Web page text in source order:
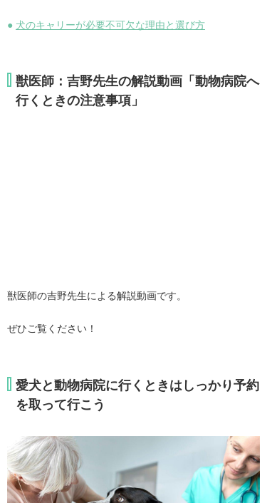
● 犬のキャリーが必要不可欠な理由と選び方
獣医師：吉野先生の解説動画「動物病院へ
行くときの注意事項」
獣医師の吉野先生による解説動画です。
ぜひご覧ください！
愛犬と動物病院に行くときはしっかり予約
を取って行こう